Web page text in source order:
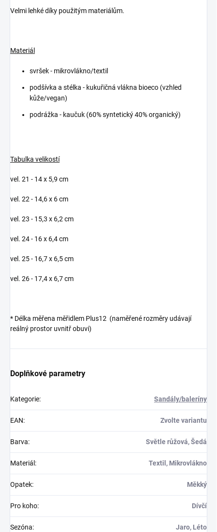
Velmi lehké díky použitým materiálům.
Materiál
svršek - mikrovlákno/textil
podšívka a stélka - kukuřičná vlákna bioeco (vzhled
kůže/vegan)
podrážka - kaučuk (60% syntetický 40% organický)
Tabulka velikostí
vel. 21 - 14 x 5,9 cm
vel. 22 - 14,6 x 6 cm
vel. 23 - 15,3 x 6,2 cm
vel. 24 - 16 x 6,4 cm
vel. 25 - 16,7 x 6,5 cm
vel. 26 - 17,4 x 6,7 cm
* Délka měřena měřidlem Plus12 (naměřené rozměry udávají
reálný prostor uvnitř obuvi)
Doplňkové parametry
Kategorie: Sandály/baleríny
EAN: Zvolte variantu
Barva: Světle růžová, Šedá
Materiál : Textil, Mikrovlákno
Opatek: Měkký
Pro koho: Dívčí
Sezóna: Jaro, Léto